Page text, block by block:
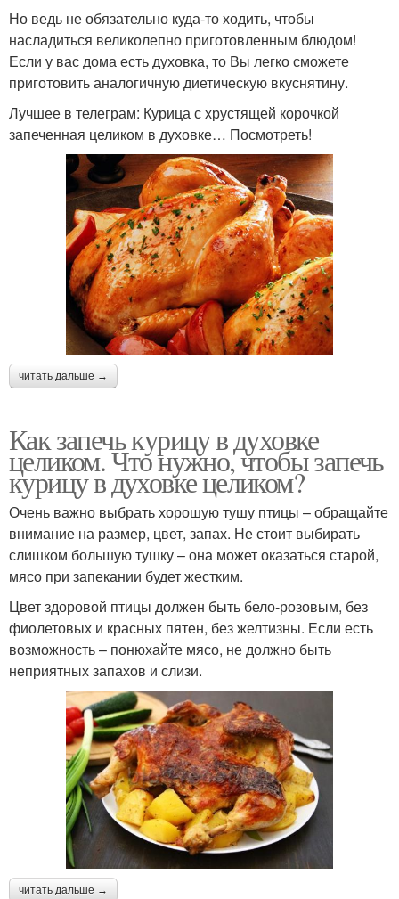
Но ведь не обязательно куда-то ходить, чтобы
насладиться великолепно приготовленным блюдом!
Если у вас дома есть духовка, то Вы легко сможете
приготовить аналогичную диетическую вкуснятину.
Лучшее в телеграм: Курица с хрустящей корочкой
запеченная целиком в духовке… Посмотреть!
читать дальше →
Как запечь курицу в духовке
целиком. Что нужно, чтобы запечь
курицу в духовке целиком?
Очень важно выбрать хорошую тушу птицы – обращайте
внимание на размер, цвет, запах. Не стоит выбирать
слишком большую тушку – она может оказаться старой,
мясо при запекании будет жестким.
Цвет здоровой птицы должен быть бело-розовым, без
фиолетовых и красных пятен, без желтизны. Если есть
возможность – понюхайте мясо, не должно быть
неприятных запахов и слизи.
читать дальше →